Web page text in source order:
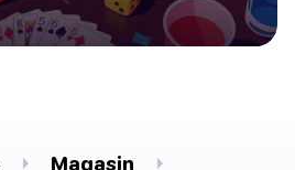
Magasin